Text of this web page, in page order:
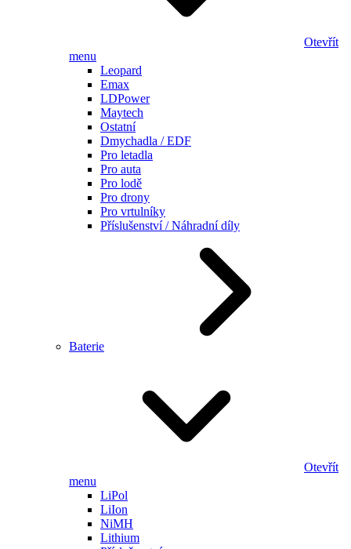
Otevřít
menu
Leopard
Emax
LDPower
Maytech
Ostatní
Dmychadla / EDF
Pro letadla
Pro auta
Pro lodě
Pro drony
Pro vrtulníky
Příslušenství / Náhradní díly
Baterie
Otevřít
menu
LiPol
LiIon
NiMH
Lithium